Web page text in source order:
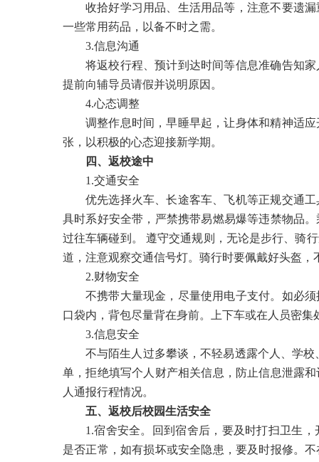
收拾好学习用品、生活用品等，注意不要遗
一些常用药品，以备不时之需。
3.信息沟通
将返校行程、预计到达时间等信息准确告知
提前向辅导员请假并说明原因。
4.心态调整
调整作息时间，早睡早起，让身体和精神适
张，以积极的心态迎接新学期。
四、返校途中
1.交通安全
优先选择火车、长途客车、飞机等正规交通
具时系好安全带，严禁携带易燃易爆等违禁物品
过往车辆碰到。 遵守交通规则，无论是步行、骑
道，注意观察交通信号灯。骑行时要佩戴好头盔，
2.财物安全
不携带大量现金，尽量使用电子支付。如必
口袋内，背包尽量背在身前。上下车或在人员密
3.信息安全
不与陌生人过多攀谈，不轻易透露个人、学
单，拒绝填写个人财产相关信息，防止信息泄露
人通报行程情况。
五、返校后校园生活安全
1.宿舍安全。回到宿舍后，要及时打扫卫生
是否正常，如有损坏或安全隐患，要及时报修。